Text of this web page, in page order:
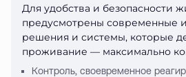
Для удобства и безопасности
предусмотрены современные
решения и системы, которые
проживание — максимально
Контроль, своевременное